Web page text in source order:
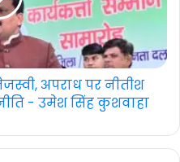
अपराध पर नीतीश
- उमेश सिंह कुशवाहा